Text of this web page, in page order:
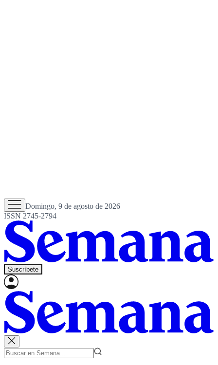
Domingo, 9 de agosto de 2026
ISSN 2745-2794
Suscríbete